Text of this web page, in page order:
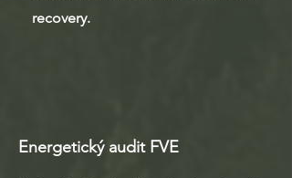
recovery.
Energetický audit FVE